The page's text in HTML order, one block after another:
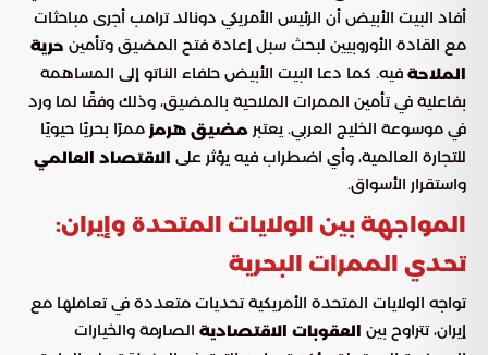
أفاد البيت الأبيض أن الرئيس الأمريكي دونالد ترامب أجرى مباحثات
مع القادة الأوروبيين لبحث سبل إعادة فتح المضيق وتأمين حرية
الملاحة فيه. كما دعا البيت الأبيض حلفاء الناتو إلى المساهمة
بفاعلية في تأمين الممرات الملاحية بالمضيق، وذلك وفقًا لما ورد
في موسوعة الخليج العربي. يعتبر مضيق هرمز ممرًا بحريًا حيويًا
للتجارة العالمية، وأي اضطراب فيه يؤثر على الاقتصاد العالمي
واستقرار الأسواق.
المواجهة بين الولايات المتحدة وإيران:
تحدي الممرات البحرية
تواجه الولايات المتحدة الأمريكية تحديات متعددة في تعاملها مع
إيران، تتراوح بين العقوبات الاقتصادية الصارمة والخيارات